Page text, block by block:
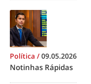
Política /09.05.2026
Notinhas Rápidas